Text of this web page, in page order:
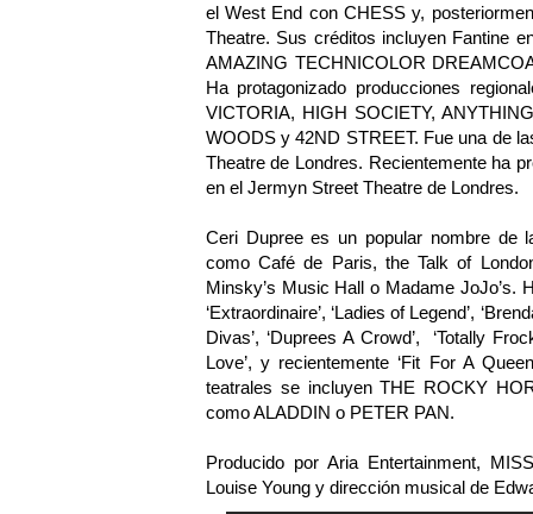
el West End con CHESS y,
Theatre. Sus créditos incluyen Fantine
AMAZING TECHNICOLOR
Ha protagonizado producciones
VICTORIA, HIGH SOCIETY,
WOODS y 42ND STREET. Fue una de
Theatre de Londres. Recientemente ha
en el Jermyn Street Theatre de Londres.
Ceri Dupree es un popular nombre de
como Café de Paris, the Talk of
Minsky’s Music Hall o Madame JoJo’s.
‘Extraordinaire’, ‘Ladies of Legend’,
Divas’, ‘Duprees A Crowd’, ‘Totally
Love’, y recientemente ‘Fit For A
teatrales se incluyen THE ROCKY
como ALADDIN o PETER PAN.
Producido por Aria Entertainment,
Louise Young y dirección musical de